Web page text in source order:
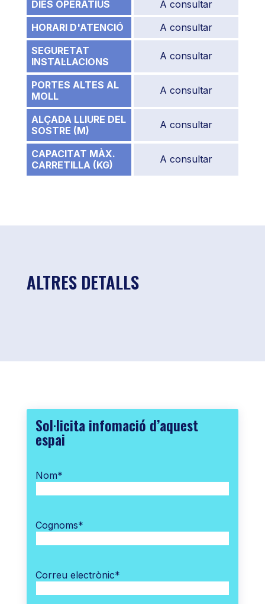
DIES OPERATIUS
A consultar
HORARI D'ATENCIÓ
A consultar
SEGURETAT
INSTAL·LACIONS
A consultar
PORTES ALTES AL
MOLL
A consultar
ALÇADA LLIURE DEL
SOSTRE (M)
A consultar
CAPACITAT MÀX.
CARRETILLA (KG)
A consultar
ALTRES DETALLS
Sol·licita infomació d’aquest
espai
Nom*
Cognoms*
Correu electrònic*